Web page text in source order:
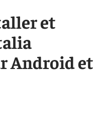
et
Android et